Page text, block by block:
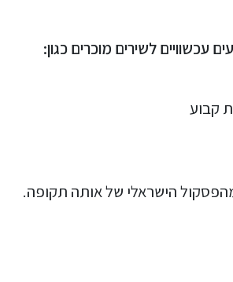
עכשוויים לשירים מוכרים כגון:
קבוע
הישראלי של אותה תקופה.